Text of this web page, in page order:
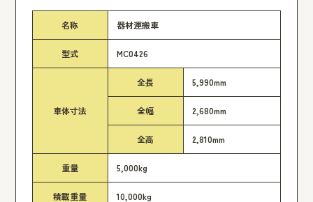
名称 器材運搬車
型式 MC0426
車体寸法
全長 5,990mm
全幅 2,680mm
全高 2,810mm
重量 5,000kg
積載重量 10,000kg